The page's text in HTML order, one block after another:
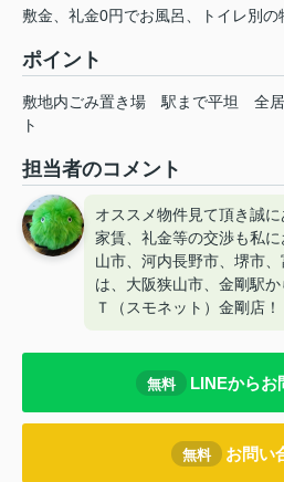
敷金、礼金0円でお風呂、トイレ別の
ポイント
敷地内ごみ置き場 駅まで平坦 全
ト
担当者のコメント
オススメ物件見て頂き誠に
家賃、礼金等の交渉も私
山市、河内長野市、堺市
は、大阪狭山市、金剛駅
Ｔ（スモネット）金剛店！
無料 LINEからお
無料 お問い